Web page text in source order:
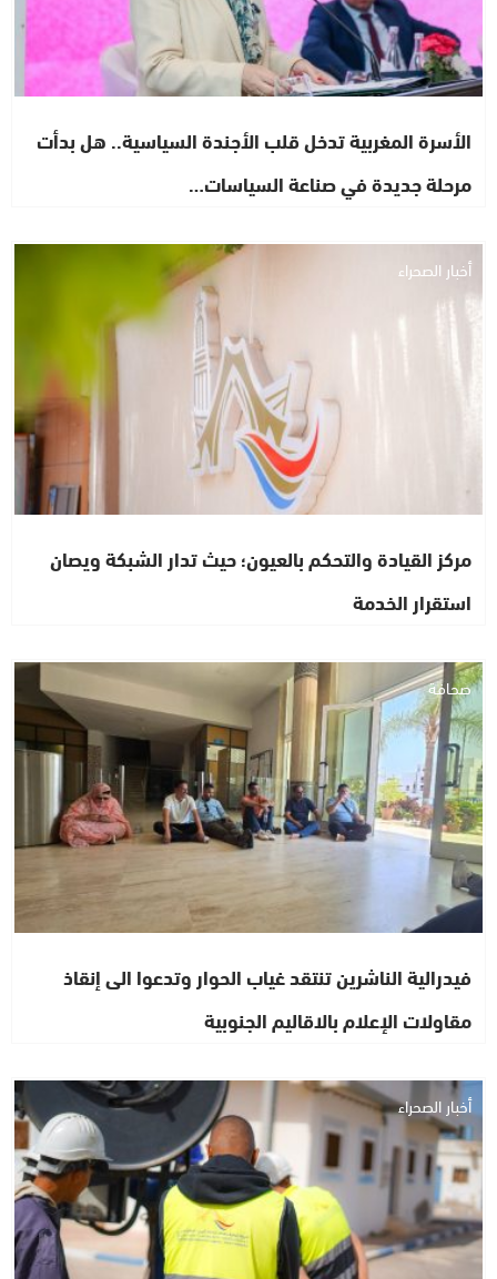
الأسرة المغربية تدخل قلب الأجندة السياسية.. هل بدأت
مرحلة جديدة في صناعة السياسات…
أخبار الصحراء
مركز القيادة والتحكم بالعيون؛ حيث تدار الشبكة ويصان
استقرار الخدمة
صحافة
فيدرالية الناشرين تنتقد غياب الحوار وتدعوا الى إنقاذ
مقاولات الإعلام بالاقاليم الجنوبية
أخبار الصحراء